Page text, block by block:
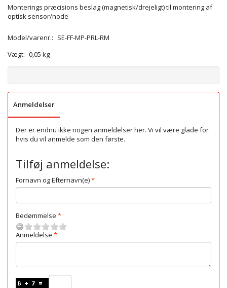
Monterings præcisions beslag (magnetisk/drejeligt) til montering af
optisk sensor/node
Model/varenr.: SE-FF-MP-PRL-RM
Vægt: 0,05 kg
Anmeldelser
Der er endnu ikke nogen anmeldelser her. Vi vil være glade for
hvis du vil anmelde som den første.
Tilføj anmeldelse:
Fornavn og Efternavn(e)
Bedømmelse
Anmeldelse